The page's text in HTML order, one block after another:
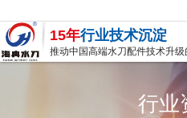
15年行业技术沉淀
推动中国高端水刀配件技术升级
行业